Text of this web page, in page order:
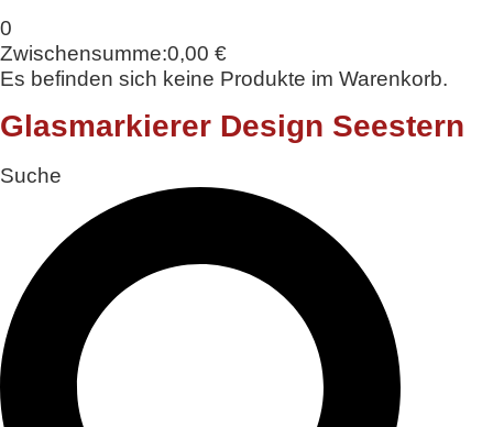
0
Zwischensumme:0,00 €
Es befinden sich keine Produkte im Warenkorb.
Glasmarkierer Design Seestern
Suche